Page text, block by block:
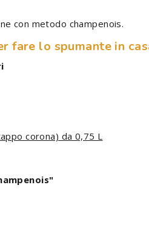
con metodo champenois.
fare lo spumante in
corona) da 0,75 L